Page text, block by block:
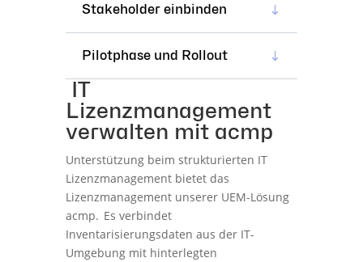
Stakeholder einbinden
Pilotphase und Rollout
IT
Lizenzmanagement
verwalten mit acmp
Unterstützung beim strukturierten IT
Lizenzmanagement bietet das
Lizenzmanagement unserer UEM-Lösung
acmp. Es verbindet
Inventarisierungsdaten aus der IT-
Umgebung mit hinterlegten